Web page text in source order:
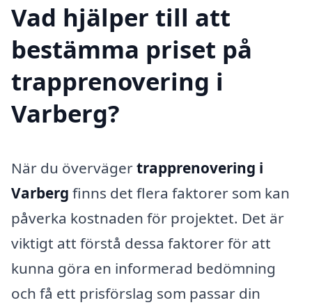
Vad hjälper till att
bestämma priset på
trapprenovering i
Varberg?
När du övervägertrapprenovering i
Varberg finns det flera faktorer som kan
påverka kostnaden för projektet. Det är
viktigt att förstå dessa faktorer för att
kunna göra en informerad bedömning
och få ett prisförslag som passar din